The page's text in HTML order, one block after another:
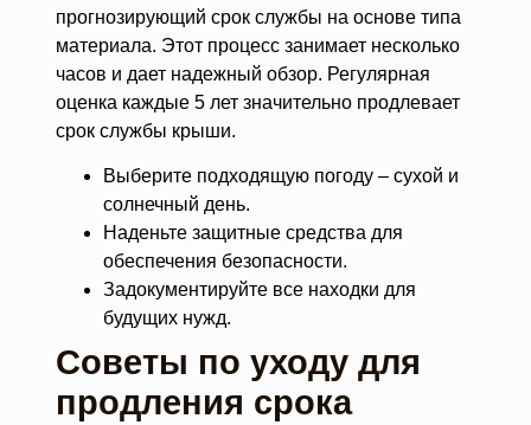
прогнозирующий срок службы на основе типа
материала. Этот процесс занимает несколько
часов и дает надежный обзор. Регулярная
оценка каждые 5 лет значительно продлевает
срок службы крыши.
Выберите подходящую погоду – сухой и
солнечный день.
Наденьте защитные средства для
обеспечения безопасности.
Задокументируйте все находки для
будущих нужд.
Советы по уходу для
продления срока